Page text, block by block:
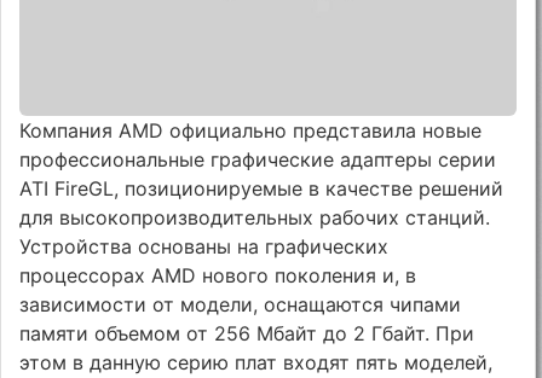
Компания AMD официально представила новые
профессиональные графические адаптеры серии
ATI FireGL, позиционируемые в качестве решений
для высокопроизводительных рабочих станций.
Устройства основаны на графических
процессорах AMD нового поколения и, в
зависимости от модели, оснащаются чипами
памяти объемом от 256 Мбайт до 2 Гбайт. При
этом в данную серию плат входят пять моделей,